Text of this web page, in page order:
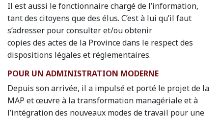
Il est aussi le fonctionnaire chargé de l’information,
tant des citoyens que des élus. C’est à lui qu’il faut
s’adresser pour consulter et/ou obtenir
copies des actes de la Province dans le respect des
dispositions légales et réglementaires.
POUR UN ADMINISTRATION MODERNE
Depuis son arrivée, il a impulsé et porté le projet de la
MAP et œuvre à la transformation managériale et à
l’intégration des nouveaux modes de travail pour une